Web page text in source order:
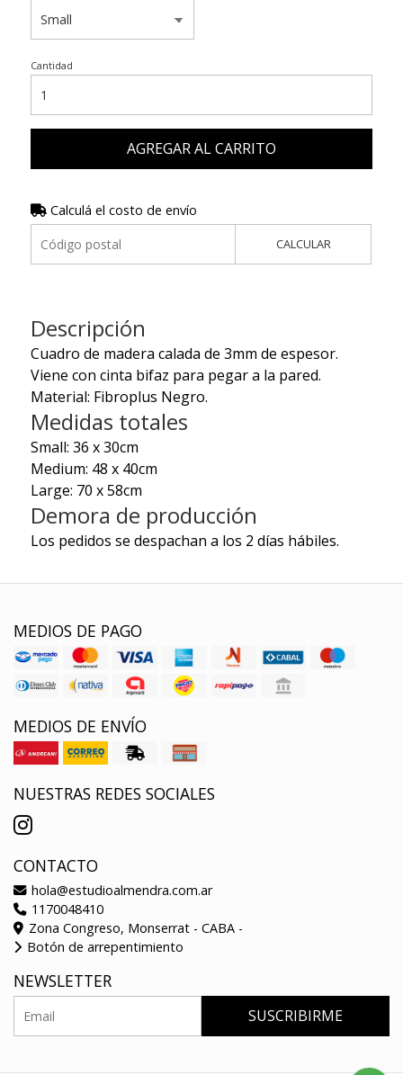
Cantidad
AGREGAR AL CARRITO
Calculá el costo de envío
CALCULAR
Descripción
Cuadro de madera calada de 3mm de espesor.
Viene con cinta bifaz para pegar a la pared.
Material: Fibroplus Negro.
Medidas totales
Small: 36 x 30cm
Medium: 48 x 40cm
Large: 70 x 58cm
Demora de producción
Los pedidos se despachan a los 2 días hábiles.
MEDIOS DE PAGO
MEDIOS DE ENVÍO
NUESTRAS REDES SOCIALES
CONTACTO
hola@estudioalmendra.com.ar
1170048410
Zona Congreso, Monserrat - CABA -
Botón de arrepentimiento
NEWSLETTER
SUSCRIBIRME